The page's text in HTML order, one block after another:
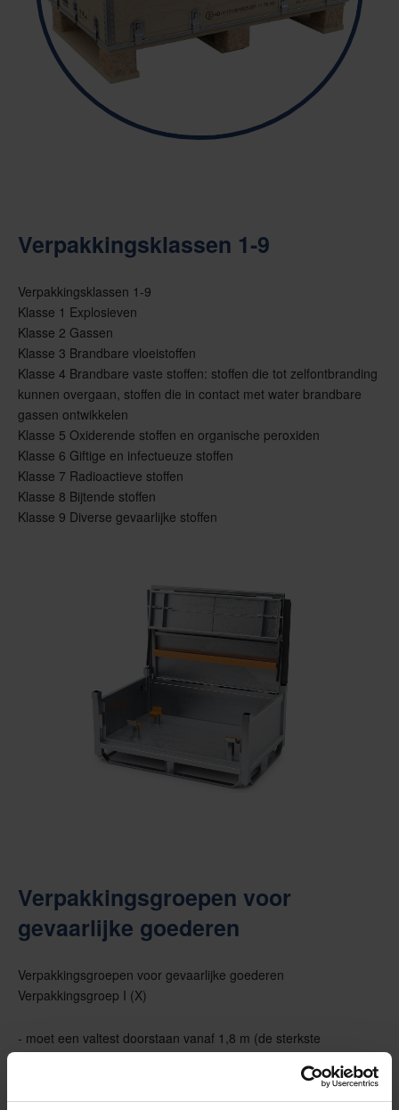
Verpakkingsklassen 1-9
Verpakkingsklassen 1-9
Klasse 1 Explosieven
Klasse 2 Gassen
Klasse 3 Brandbare vloeistoffen
Klasse 4 Brandbare vaste stoffen: stoffen die tot zelfontbranding
kunnen overgaan, stoffen die in contact met water brandbare
gassen ontwikkelen
Klasse 5 Oxiderende stoffen en organische peroxiden
Klasse 6 Giftige en infectueuze stoffen
Klasse 7 Radioactieve stoffen
Klasse 8 Bijtende stoffen
Klasse 9 Diverse gevaarlijke stoffen
Verpakkingsgroepen voor
gevaarlijke goederen
Verpakkingsgroepen voor gevaarlijke goederen
Verpakkingsgroep I (X)
- moet een valtest doorstaan vanaf 1,8 m (de sterkste
zoals cyanide en besmettelijke stoffen vereisen deze
verpakkingsgroep).